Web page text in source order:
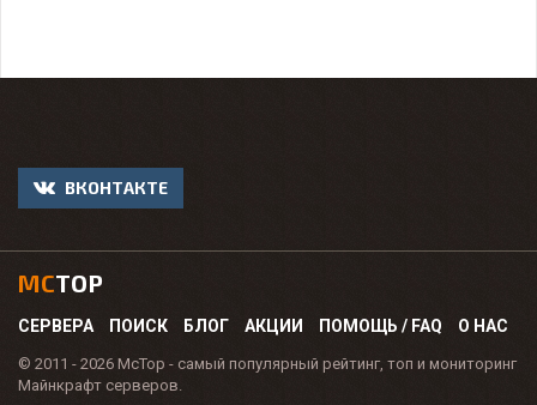
ВКОНТАКТЕ
MCTOP
СЕРВЕРА ПОИСК БЛОГ АКЦИИ ПОМОЩЬ / FAQ О НАС
© 2011 - 2026 McTop - самый популярный рейтинг, топ и мониторинг
Майнкрафт серверов.